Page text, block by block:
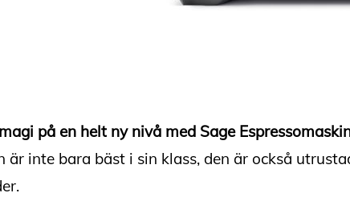
på en helt ny nivå med Sage
är inte bara bäst i sin klass, den är också